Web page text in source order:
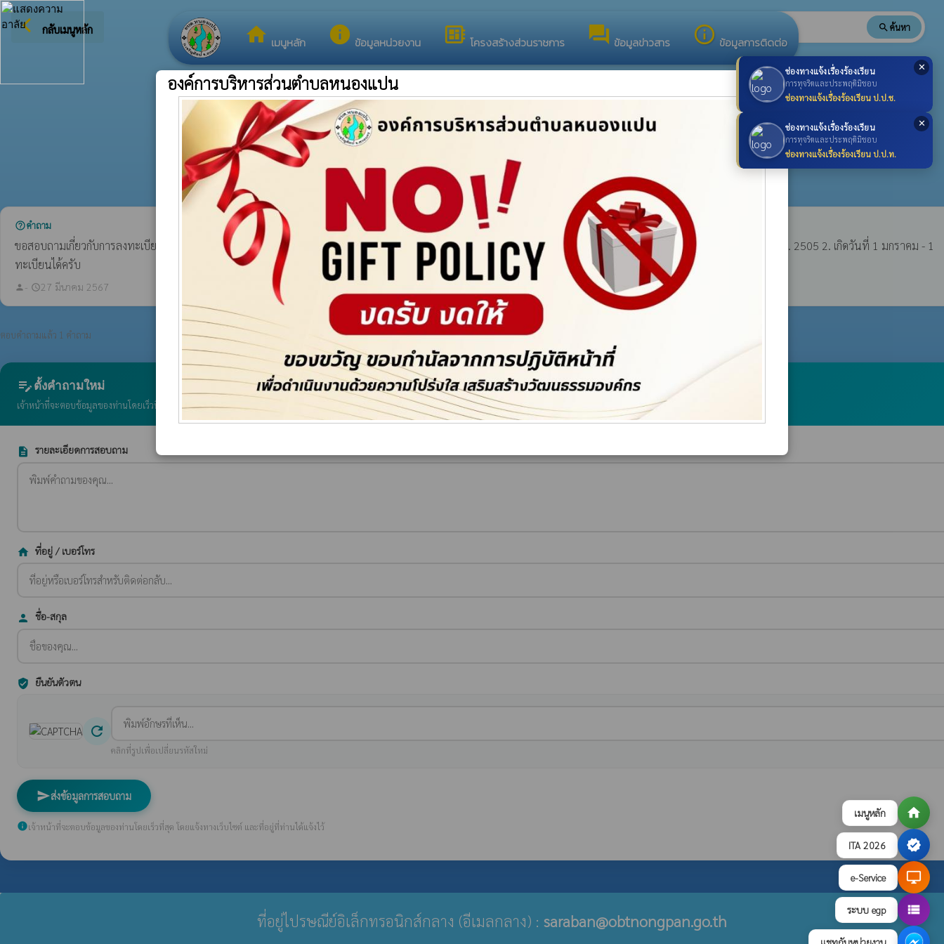
เมนูหลัก home
ITA 2026 verified
e-Service desktop_windows
ระบบ egp view_list
✕
ช่องทางแจ้งเรื่องร้องเรียน
การทุจริตและประพฤติมิชอบ
ช่องทางแจ้งเรื่องร้องเรียน ป.ป.ช.
✕
ช่องทางแจ้งเรื่องร้องเรียน
การทุจริตและประพฤติมิชอบ
ช่องทางแจ้งเรื่องร้องเรียน ป.ป.ท.
home เมนูหลัก info ข้อมูลหน่วยงาน developer_board โครงสร้างส่วนราชการ forum ข้อมูลข่าวสาร info_outline ข้อมูลการติดต่อ
arrow_back_ios กลับเมนูหลัก ยินดีต้อนรับสู่เว็บไซต์ของ องค์การบริหารส่วนตำบลหนองแปน search search ค้นหา
สอบถามการให้บริการ / ข้อมูลต่างๆ (Q&A)
องค์การบริหารส่วนตำบลหนองแปน อ.เจริญศิลป์ จ.สกลนคร
help_outlineคำถาม
ขอสอบถามเกี่ยวกับการลงทะเบียนผู้สูงอายุ ต้องเกิดตั้งแต่วันที่เท่าไหร่ เดือน พ.ศ. อะไร จึงจะสามารถลง
ทะเบียนได้ครับ
person - schedule27 มีนาคม 2567
รับลงทะเบียนผู้สูงอายุ 1. เกิดวันที่ 2 กันยายน - 31 ธันวาคม พ.ศ. 2505 2. เกิดวันที่ 1 มกราคม - 1
กันยายน พ.ศ. 2506 ค่ะ
ตอบคำถามแล้ว 1 คำถาม
edit_noteตั้งคำถามใหม่
เจ้าหน้าที่จะตอบข้อมูลของท่านโดยเร็วที่สุด
description รายละเอียดการสอบถาม
home ที่อยู่ / เบอร์โทร
person ชื่อ-สกุล
verified_user ยืนยันตัวตน
refresh
คลิกที่รูปเพื่อเปลี่ยนรหัสใหม่
sendส่งข้อมูลการสอบถาม
infoเจ้าหน้าที่จะตอบข้อมูลของท่านโดยเร็วที่สุด โดยแจ้งทางเว็บไซต์ และที่อยู่ที่ท่านได้แจ้งไว้
ที่อยู่ไปรษณีย์อิเล็กทรอนิกส์กลาง (อีเมลกลาง) : saraban@obtnongpan.go.th
×
องค์การบริหารส่วนตำบลหนองแปน